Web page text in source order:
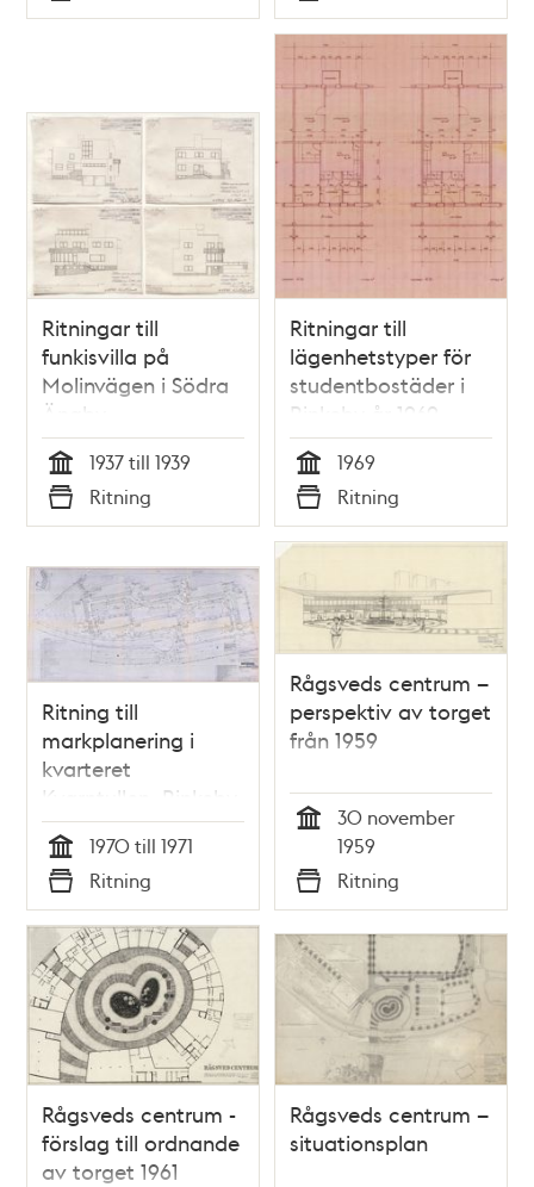
Typ
Typ
Ritningar till
funkisvilla på
Molinvägen i Södra
Ängby
Tid
1937 till 1939
Typ
Ritning
Ritningar till
lägenhetstyper för
studentbostäder i
Rinkeby år 1969
Tid
1969
Typ
Ritning
Ritning till
markplanering i
kvarteret
Kvarntullen, Rinkeby
Tid
1970 till 1971
Typ
Ritning
Rågsveds centrum –
perspektiv av torget
från 1959
30 november
1959
Typ
Ritning
Rågsveds centrum -
förslag till ordnande
av torget 1961
Rågsveds centrum –
situationsplan